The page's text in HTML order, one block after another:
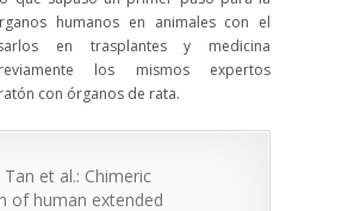
humanos en animales con el
en trasplantes y medicina
los mismos expertos
con órganos de rata.
Tan et al.: Chimeric
of human extended